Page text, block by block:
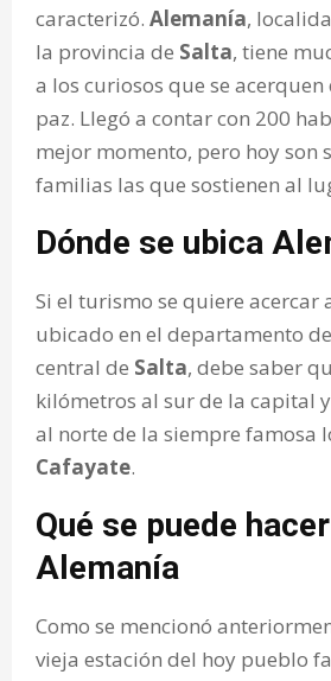
caracterizó. Alemanía,
la provincia de Salta, tiene
a los curiosos que se
paz. Llegó a contar con 200
mejor momento, pero hoy son
familias las que sostienen al
Dónde se ubica
Si el turismo se quiere acercar
ubicado en el departamento de
central de Salta, debe saber
kilómetros al sur de la capital
al norte de la siempre famosa
Cafayate.
Qué se puede
Alemanía
Como se mencionó
vieja estación del hoy pueblo